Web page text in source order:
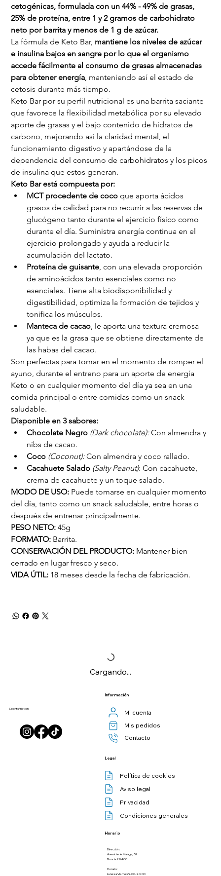
cetogénicas, formulada con un 44% - 49% de grasas,
25% de proteína, entre 1 y 2 gramos de carbohidrato
neto por barrita y menos de 1 g de azúcar.
La fórmula de Keto Bar, mantiene los niveles de azúcar
e insulina bajos en sangre por lo que el organismo
accede fácilmente al consumo de grasas almacenadas
para obtener energía, manteniendo así el estado de
cetosis durante más tiempo.
Keto Bar por su perfil nutricional es una barrita saciante
que favorece la flexibilidad metabólica por su elevado
aporte de grasas y el bajo contenido de hidratos de
carbono, mejorando así la claridad mental, el
funcionamiento digestivo y apartándose de la
dependencia del consumo de carbohidratos y los picos
de insulina que estos generan.
Keto Bar está compuesta por:
MCT procedente de coco que aporta ácidos
grasos de calidad para no recurrir a las reservas de
glucógeno tanto durante el ejercicio físico como
durante el día. Suministra energía continua en el
ejercicio prolongado y ayuda a reducir la
acumulación del lactato.
Proteína de guisante, con una elevada proporción
de aminoácidos tanto esenciales como no
esenciales. Tiene alta biodisponibilidad y
digestibilidad, optimiza la formación de tejidos y
tonifica los músculos.
Manteca de cacao, le aporta una textura cremosa
ya que es la grasa que se obtiene directamente de
las habas del cacao.
Son perfectas para tomar en el momento de romper el
ayuno, durante el entreno para un aporte de energía
Keto o en cualquier momento del día ya sea en una
comida principal o entre comidas como un snack
saludable.
Disponible en 3 sabores:
Chocolate Negro (Dark chocolate): Con almendra y
nibs de cacao.
Coco (Coconut): Con almendra y coco rallado.
Cacahuete Salado (Salty Peanut): Con cacahuete,
crema de cacahuete y un toque salado.
MODO DE USO: Puede tomarse en cualquier momento
del día, tanto como un snack saludable, entre horas o
después de entrenar principalmente.
PESO NETO: 45g
FORMATO: Barrita.
CONSERVACIÓN DEL PRODUCTO: Mantener bien
cerrado en lugar fresco y seco.
VIDA ÚTIL: 18 meses desde la fecha de fabricación.
Cargando...
SportsFriction
Legal
Política de cookies
Aviso legal
Privacidad
Condiciones generales
Información
Mi cuenta
Mis pedidos
Contacto
Horario
Dirección:
Avenida de Málaga, 57
Ronda 29400
Horario:
Lunes a Viernes 9.00-20.00